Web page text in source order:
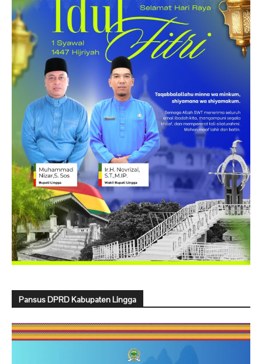
Pansus DPRD Kabupaten Lingga